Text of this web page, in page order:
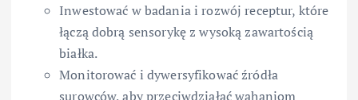
Inwestować w badania i rozwój receptur, które
łączą dobrą sensorykę z wysoką zawartością
białka.
Monitorować i dywersyfikować źródła
surowców, aby przeciwdziałać wahaniom